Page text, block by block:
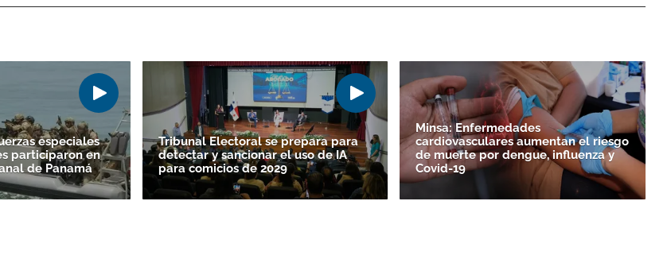
especiales
participaron en
de Panamá
Tribunal Electoral se prepara para
detectar y sancionar el uso de IA
para comicios de 2029
Minsa: Enfermedades
cardiovasculares aumentan el riesgo
de muerte por dengue, influenza y
Covid-19